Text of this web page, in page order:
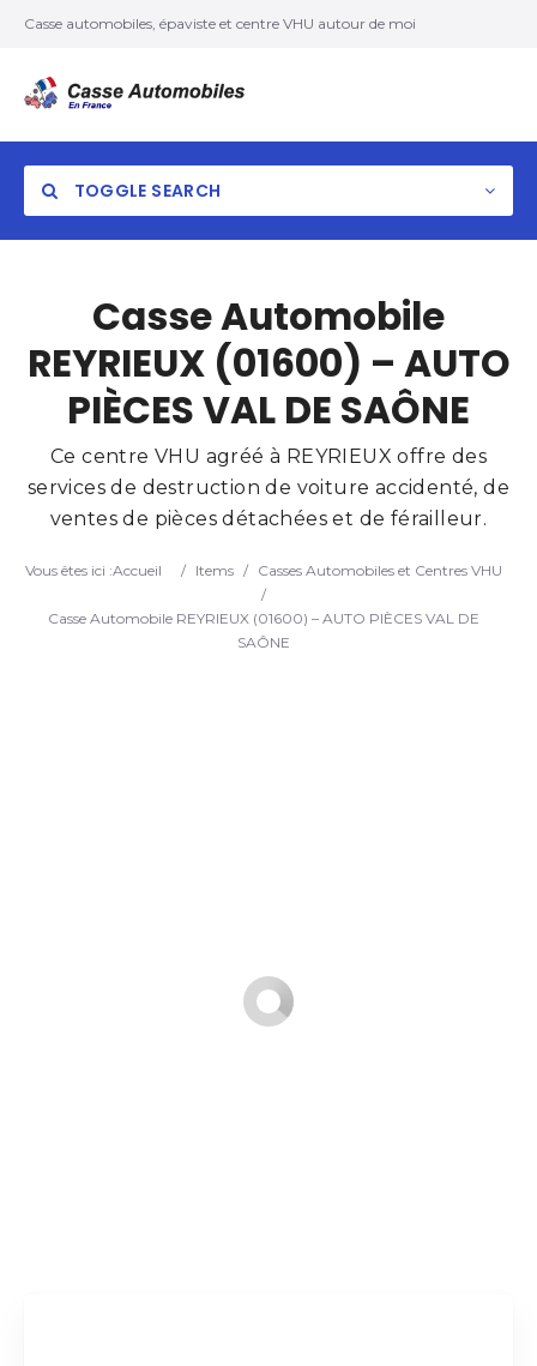
Casse automobiles, épaviste et centre VHU autour de moi
TOGGLE SEARCH
Search
Casse Automobile
REYRIEUX (01600) – AUTO
PIÈCES VAL DE SAÔNE
Ce centre VHU agréé à REYRIEUX offre des
services de destruction de voiture accidenté, de
ventes de pièces détachées et de férailleur.
Vous êtes ici :Accueil / Items / Casses Automobiles et Centres VHU
/
Casse Automobile REYRIEUX (01600) – AUTO PIÈCES VAL DE
SAÔNE